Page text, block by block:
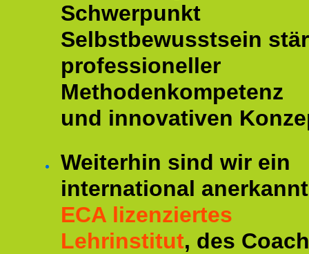
Schwerpunkt
Selbstbewusstsein
professioneller
Methodenkompetenz
und innovativen
Weiterhin sind wir ein
international
ECA lizenziertes
Lehrinstitut, des